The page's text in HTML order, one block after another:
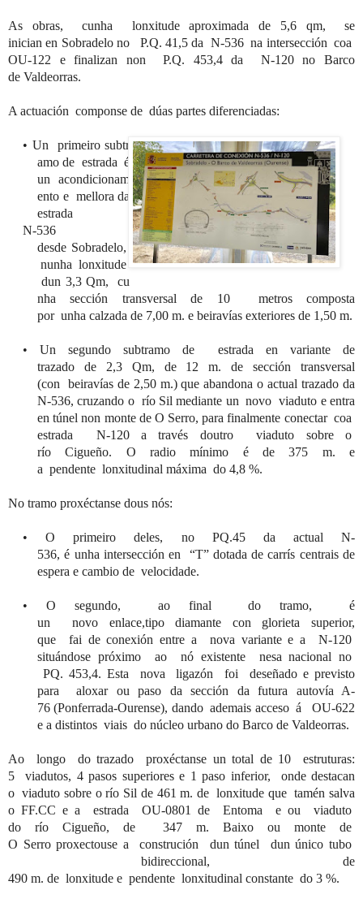
As obras,cunha lonxitudeaproximada de 5,6 qm,se
inicianen Sobradelono P.Q. 41,5 da N-536na intersección coa
OU-122 e finalizan nonP.Q. 453,4 da N-120 no Barco
de Valdeorras.
A actuación componse de dúas partes diferenciadas:
• Un primeiro subtr
amo de estrada é
unacondicionam
ento e mellora da
estrada
N-536
desde Sobradelo,
nunha lonxitude
dun 3,3Qm,cu
nha sección transversal de 10 metroscomposta
por unha calzada de 7,00 m. e beiravías exteriores de 1,50 m.
• Un segundo subtramodeestrada en variante de
trazado de2,3 Qm, de 12m. de sección transversal
(con beiravíasde 2,50 m.) que abandona o actual trazado da
N-536, cruzando o río Sil mediante unnovo viaduto e entra
en túnel non monte de O Serro, para finalmente conectarcoa
estrada N-120 a través doutro viaduto sobre o
ríoCigueño. O radio mínimo é de 375 m. e
a pendente lonxitudinal máxima do 4,8 %.
No tramo proxéctanse dous nós:
•Oprimeiro deles, noPQ.45 da actual N-
536, é unha intersección en “T” dotada decarrís centraisde
espera e cambio de velocidade.
• O segundo, aofinal do tramo, é
unnovo enlace,tipodiamante con glorieta superior,
que fai de conexión entre a nova variante e a N-120
situándose próximo ao nó existente nesa nacional no
PQ. 453,4. Esta nova ligazónfoi deseñado e previsto
para aloxar ou paso da sección da futura autovía A-
76 (Ponferrada-Ourense), dandoademais accesoá OU-622
e a distintos viais do núcleo urbano do Barco de Valdeorras.
Ao longo do trazadoproxéctanse un total de 10estruturas:
5 viadutos, 4 pasos superiores e 1 paso inferior, ondedestacan
oviaduto sobre o río Sil de 461 m. delonxitude quetamén salva
o FF.CC e a estrada OU-0801 de Entoma e ou
viaduto
do río Cigueño, de 347 m. Baixo ou monte de
O Serro proxectouse aconstrución dun túnel dun único tubo
bidireccional, de
490 m. de lonxitude e pendente lonxitudinal constante do 3 %.